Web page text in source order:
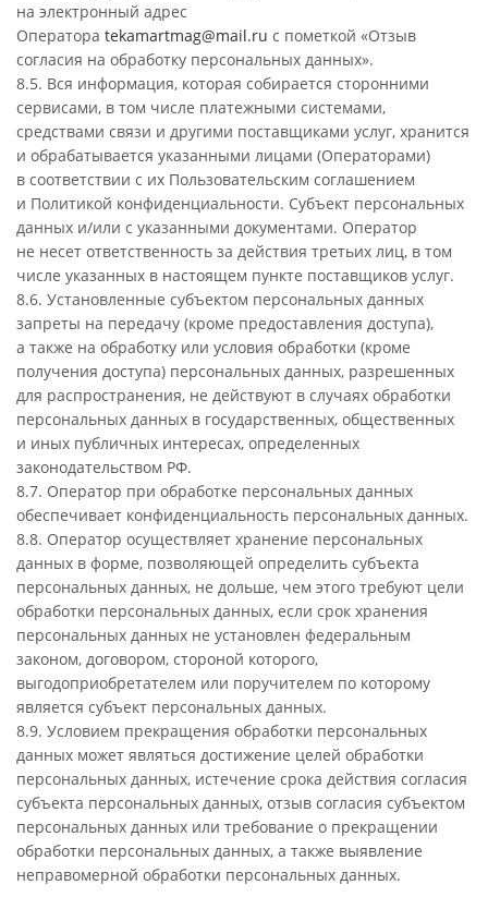
на электронный адрес
Оператора tekamartmag@mail.ru с пометкой «Отзыв
согласия на обработку персональных данных».
8.5. Вся информация, которая собирается сторонними
сервисами, в том числе платежными системами,
средствами связи и другими поставщиками услуг, хранится
и обрабатывается указанными лицами (Операторами)
в соответствии с их Пользовательским соглашением
и Политикой конфиденциальности. Субъект персональных
данных и/или с указанными документами. Оператор
не несет ответственность за действия третьих лиц, в том
числе указанных в настоящем пункте поставщиков услуг.
8.6. Установленные субъектом персональных данных
запреты на передачу (кроме предоставления доступа),
а также на обработку или условия обработки (кроме
получения доступа) персональных данных, разрешенных
для распространения, не действуют в случаях обработки
персональных данных в государственных, общественных
и иных публичных интересах, определенных
законодательством РФ.
8.7. Оператор при обработке персональных данных
обеспечивает конфиденциальность персональных данных.
8.8. Оператор осуществляет хранение персональных
данных в форме, позволяющей определить субъекта
персональных данных, не дольше, чем этого требуют цели
обработки персональных данных, если срок хранения
персональных данных не установлен федеральным
законом, договором, стороной которого,
выгодоприобретателем или поручителем по которому
является субъект персональных данных.
8.9. Условием прекращения обработки персональных
данных может являться достижение целей обработки
персональных данных, истечение срока действия согласия
субъекта персональных данных, отзыв согласия субъектом
персональных данных или требование о прекращении
обработки персональных данных, а также выявление
неправомерной обработки персональных данных.